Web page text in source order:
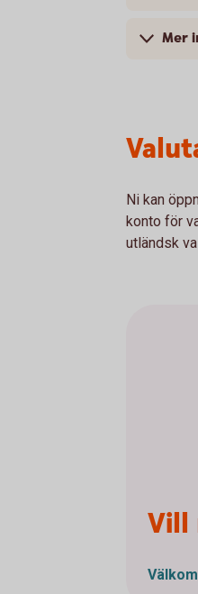
Mer
Ni kan
konto för
utländsk
Vill